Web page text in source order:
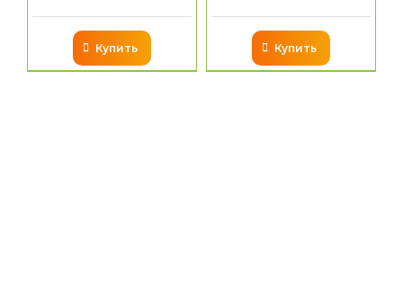
Купить Купить